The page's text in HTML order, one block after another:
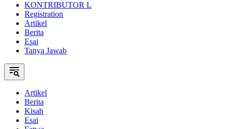
KONTRIBUTOR L
Registration
Artikel
Berita
Esai
Tanya Jawab
Artikel
Berita
Kisah
Esai